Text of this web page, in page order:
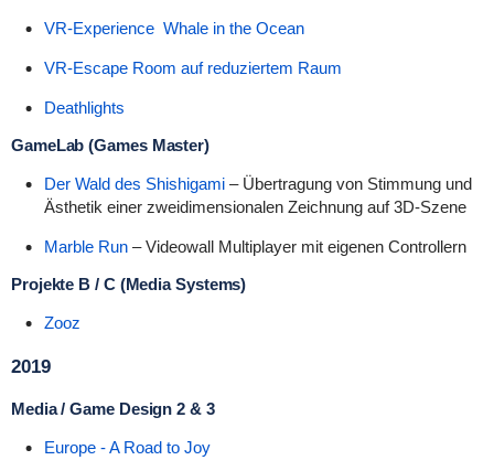
VR-Experience Whale in the Ocean
VR-Escape Room auf reduziertem Raum
Deathlights
GameLab (Games Master)
Der Wald des Shishigami– Übertragung von Stimmung und
Ästhetik einer zweidimensionalen Zeichnung auf 3D-Szene
Marble Run–Videowall Multiplayer mit eigenen Controllern
Projekte B / C (Media Systems)
Zooz
2019
Media / Game Design 2 & 3
Europe - A Road to Joy